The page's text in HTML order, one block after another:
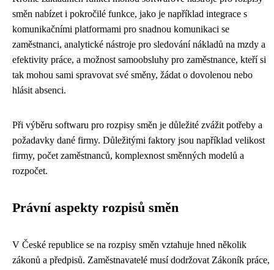
směn nabízet i pokročilé funkce, jako je například integrace s
komunikačními platformami pro snadnou komunikaci se
zaměstnanci, analytické nástroje pro sledování nákladů na mzdy a
efektivity práce, a možnost samoobsluhy pro zaměstnance, kteří si
tak mohou sami spravovat své směny, žádat o dovolenou nebo
hlásit absenci.
Při výběru softwaru pro rozpisy směn je důležité zvážit potřeby a
požadavky dané firmy. Důležitými faktory jsou například velikost
firmy, počet zaměstnanců, komplexnost směnných modelů a
rozpočet.
Právní aspekty rozpisů směn
V České republice se na rozpisy směn vztahuje hned několik
zákonů a předpisů. Zaměstnavatelé musí dodržovat Zákoník práce,